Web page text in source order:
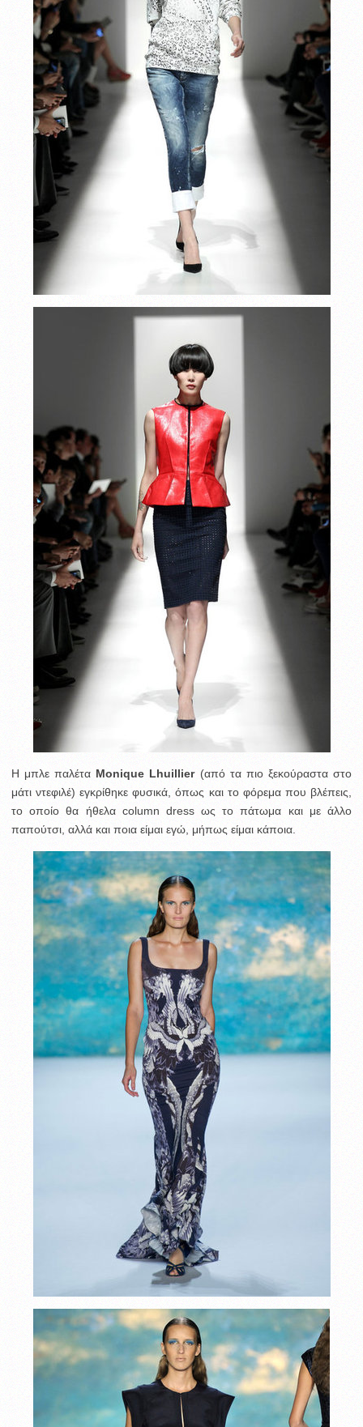
Η μπλε παλέτα Monique Lhuillier(από τα πιο ξεκούραστα στο
μάτι ντεφιλέ) εγκρίθηκε φυσικά, όπως και το φόρεμα που βλέπεις,
το οποίο θα ήθελα column dress ως το πάτωμα και με άλλο
παπούτσι, αλλά και ποια είμαι εγώ, μήπως είμαι κάποια.